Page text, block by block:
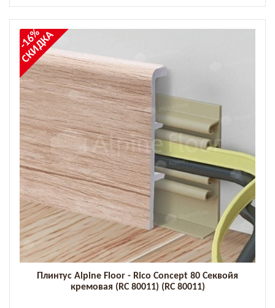
-16%
СКИДКА
Плинтус Alpine Floor - Rico Concept 80 Секвойя
кремовая (RC 80011) (RC 80011)